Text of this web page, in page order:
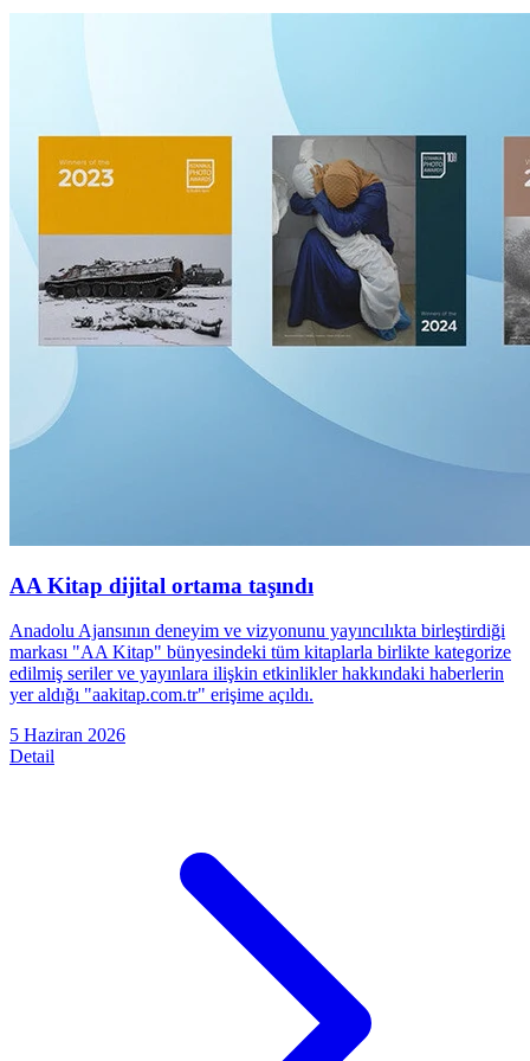
AA Kitap dijital ortama taşındı
Anadolu Ajansının deneyim ve vizyonunu yayıncılıkta birleştirdiği
markası "AA Kitap" bünyesindeki tüm kitaplarla birlikte kategorize
edilmiş seriler ve yayınlara ilişkin etkinlikler hakkındaki haberlerin
yer aldığı "aakitap.com.tr" erişime açıldı.
5 Haziran 2026
Detail